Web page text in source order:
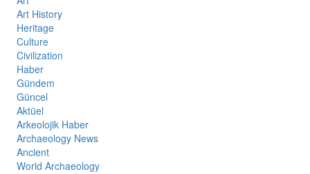
Art History
Heritage
Culture
Civilization
Haber
Gündem
Güncel
Aktüel
Arkeolojik Haber
Archaeology News
Ancient
World Archaeology